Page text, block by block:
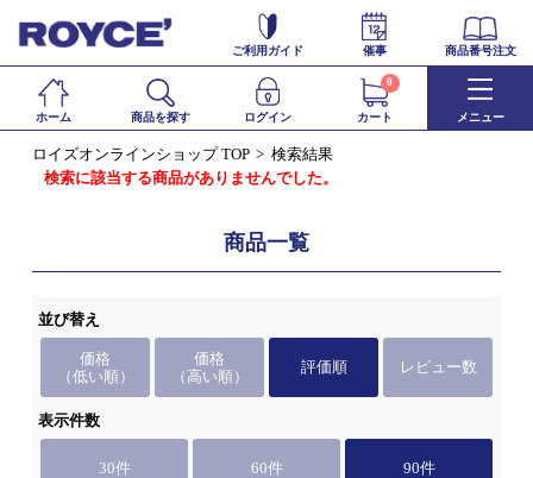
ご利用ガイド 催事 商品番号注文
ホーム 商品を探す ログイン カート
0
メニュー
ロイズオンラインショップ TOP
検索結果
検索に該当する商品がありませんでした。
商品一覧
並び替え
価格
（低い順）
価格
（高い順）
評価順 レビュー数
表示件数
30件 60件 90件